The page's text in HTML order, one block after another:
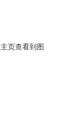
页查看到图